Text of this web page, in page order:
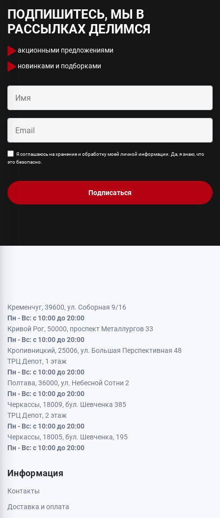
ПОДПИШИТЕСЬ, МЫ В
РАССЫЛКАХ ДЕЛИМСЯ
акционными предложениями
новинками и подборками
Я соглашаюсь на хранение и обработку моей личной информации. Да, я знаю, что
это безопасно.
Подписаться
Кременчуг, 39600, ул. Соборная 9/16
Пн - Вс: с 10:00 до 20:00
Кривой Рог, 50000, проспект Металлургов 33
Пн - Вс: с 10:00 до 20:00
Кропивницкий, 25006, ул. Большая Перспективная 48
ТРЦ Депот, 1 этаж
Пн - Вс: с 10:00 до 20:00
Полтава, 36000, ул. Небесной Сотни 2
Пн - Вс: с 10:00 до 20:00
Черкассы, 18009, бул. Шевченка 385
ТРЦ Депот, 2 этаж
Пн - Вс: с 10:00 до 20:00
Черкассы, 18005, бул. Шевченка, 195
Пн - Вс: с 10:00 до 20:00
Информация
Контакты
Доставка и оплата